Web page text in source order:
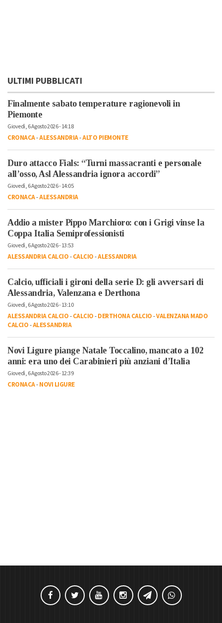
ULTIMI PUBBLICATI
Finalmente sabato temperature ragionevoli in
Piemonte
Giovedì, 6 Agosto 2026 - 14:18
CRONACA-ALESSANDRIA-ALTO PIEMONTE
Duro attacco Fials: “Turni massacranti e personale
all’osso, Asl Alessandria ignora accordi”
Giovedì, 6 Agosto 2026 - 14:05
CRONACA-ALESSANDRIA
Addio a mister Pippo Marchioro: con i Grigi vinse la
Coppa Italia Semiprofessionisti
Giovedì, 6 Agosto 2026 - 13:53
ALESSANDRIA CALCIO-CALCIO-ALESSANDRIA
Calcio, ufficiali i gironi della serie D: gli avversari di
Alessandria, Valenzana e Derthona
Giovedì, 6 Agosto 2026 - 13:10
ALESSANDRIA CALCIO-CALCIO-DERTHONA CALCIO-VALENZANA MADO
CALCIO-ALESSANDRIA
Novi Ligure piange Natale Toccalino, mancato a 102
anni: era uno dei Carabinieri più anziani d’Italia
Giovedì, 6 Agosto 2026 - 12:39
CRONACA-NOVI LIGURE